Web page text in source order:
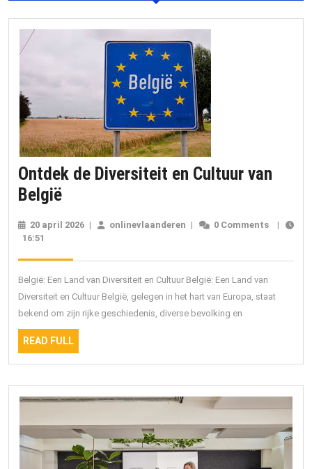
Ontdek de Diversiteit en Cultuur van
BelgiëOntdek
Diversiteit
en
Cultuur
van
België
20 april 2026 20
| onlinevlaanderen onlinevlaanderen
| 0 Comments
|
16:51
België: Een Land van Diversiteit en Cultuur België: Een Land van
Diversiteit en Cultuur België, gelegen in het hart van Europa, staat
bekend om zijn rijke geschiedenis, diverse bevolking en
READ FULL
FULL